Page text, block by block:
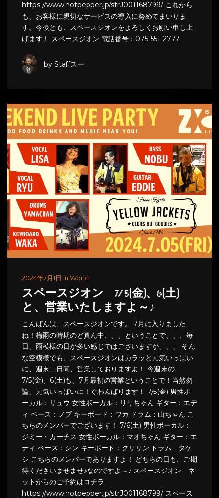
https://www.hotpepper.jp/strJ001168799/ これから
も、お客様に親切なサービスの導入に努めてまいりま
す。今後とも、スペースジオンをよろしくお願い申し上
げます！ スペースジオン 電話番号：075-551-2777
by Staffスー
2024年7月1日 in World
スペースジオン 7/5(金)、6(土)
と、営業いたしますよ～♪
こんばんは、スペースジオンです。 7月に入りました
ね！梅雨の時期のど真ん中、、、ということで、、、毎
日、雨模様の日が多い感じではございますが、、、 そん
な空模様でも、スペースジオンはカラッと元気いっぱい
に、週末二日間、営業しておりますよ！ 今週末の
7/5(金)、6(土)も、7月最初の営業ということで！当然勿
論、元気いっぱいに！ぐわんばります！ 7/5(金) 男性ボ
ーカル：リュウ 女性ボーカル：リサちゃん ギター：エデ
ィ ベース：ノブ キーボード：ワカ ドラム：山ちゃん こ
ちらのメンバーでございます！ 7/6(土) 男性ボーカル：
ジミー・カーチス 女性ボーカル：マオちゃん ギター：エ
ディ ベース：シン キーボード：クリリン ドラム：タケ
シ こちらのメンバーでありますよ！ どちらの日も、ご期
待くださいませませ♪なのですよ～♪ スペースジオン ネ
ットからのご予約はコチラ
https://www.hotpepper.jp/strJ001168799/ スペース